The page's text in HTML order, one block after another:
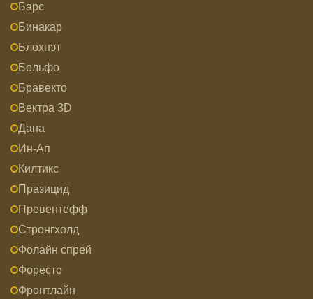
Барс
Бинакар
Блохнэт
Больфо
Бравекто
Вектра 3D
Дана
Ин-Ап
Килтикс
Празицид
Превентефф
Стронгхолд
Фолайн спрей
Форесто
Фронтлайн